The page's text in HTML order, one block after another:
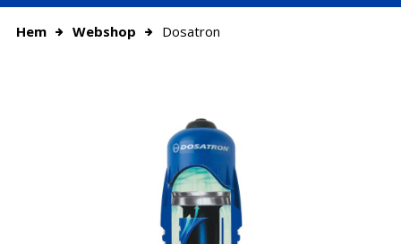
Hem Webshop Dosatron